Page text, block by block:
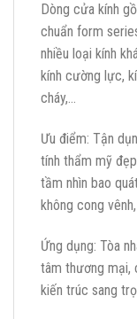
Dòng cửa kính
chuẩn form
nhiều loại kính
kính cường lực,
cháy,…
Ưu điểm: Tận
tính thẩm mỹ
tầm nhìn bao
không cong
Ứng dụng: Tòa
tâm thương mại,
kiến trúc sang